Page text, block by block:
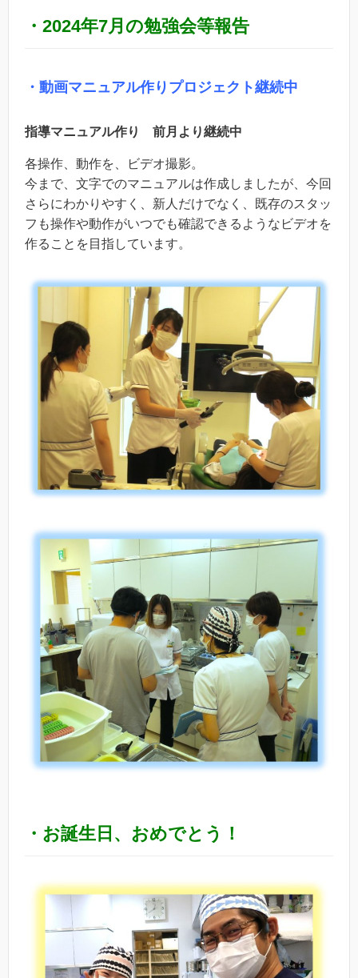
・2024年7月の勉強会等報告
・動画マニュアル作りプロジェクト継続中
指導マニュアル作り 前月より継続中
各操作、動作を、ビデオ撮影。
今まで、文字でのマニュアルは作成しましたが、今回
さらにわかりやすく、新人だけでなく、既存のスタッ
フも操作や動作がいつでも確認できるようなビデオを
作ることを目指しています。
・お誕生日、おめでとう！